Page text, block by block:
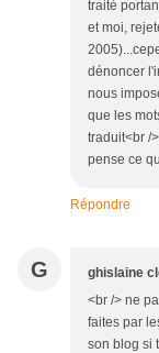
traité
et moi,
dénoncer
nous
que les
traduit<br /
pense ce
Répondre
G ghislaine
<br /> ne
faites par
son blog si